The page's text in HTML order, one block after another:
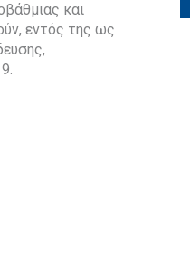
και
εντός της ως